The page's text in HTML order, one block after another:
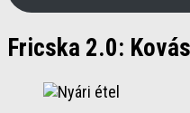
Fricska 2.0: